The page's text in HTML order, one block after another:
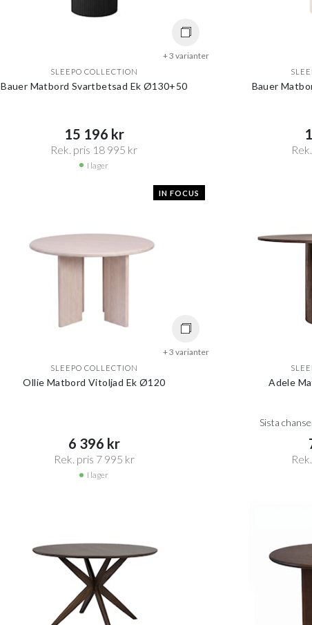
+ 3 varianter
SLEEPO COLLECTION
Bauer Matbord Svartbetsad Ek Ø130+50
15 196 kr​​
Rek. pris 18 995 kr​​
I lager
Bauer
IN FOCUS
+ 3 varianter
SLEEPO COLLECTION
Ollie Matbord Vitoljad Ek Ø120
6 396 kr​​
Rek. pris 7 995 kr​​
I lager
Adele
Sista